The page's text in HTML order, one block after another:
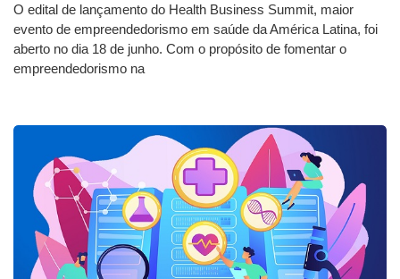
O edital de lançamento do Health Business Summit, maior
evento de empreendedorismo em saúde da América Latina, foi
aberto no dia 18 de junho. Com o propósito de fomentar o
empreendedorismo na